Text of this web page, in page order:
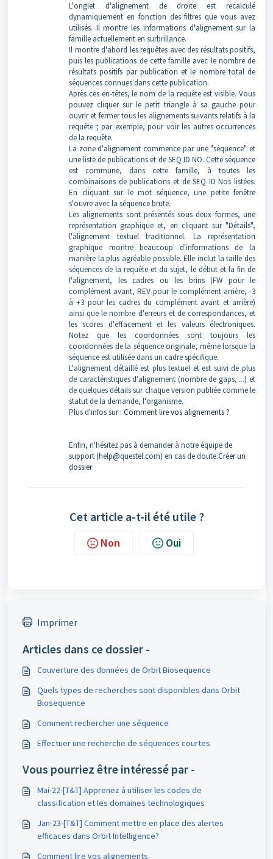
L'onglet d'alignement de droite est recalculé
dynamiquement en fonction des filtres que vous avez
utilisés. Il montre les informations d'alignement sur la
famille actuellement en surbrillance.
Il montre d'abord les requêtes avec des résultats positifs,
puis les publications de cette famille avec le nombre de
résultats positifs par publication et le nombre total de
séquences connues dans cette publication.
Après ces en-têtes, le nom de la requête est visible. Vous
pouvez cliquer sur le petit triangle à sa gauche pour
ouvrir et fermer tous les alignements suivants relatifs à la
requête ; par exemple, pour voir les autres occurrences
de la requête.
La zone d'alignement commence par une "séquence" et
une liste de publications et de SEQ ID NO. Cette séquence
est commune, dans cette famille, à toutes les
combinaisons de publications et de SEQ ID Nos listées.
En cliquant sur le mot séquence, une petite fenêtre
s'ouvre avec la séquence brute.
Les alignements sont présentés sous deux formes, une
représentation graphique et, en cliquant sur "Détails",
l'alignement textuel traditionnel. La représentation
graphique montre beaucoup d'informations de la
manière la plus agréable possible. Elle inclut la taille des
séquences de la requête et du sujet, le début et la fin de
l'alignement, les cadres ou les brins (FW pour le
complément avant, REV pour le complément arrière, -3
à +3 pour les cadres du complément avant et arrière)
ainsi que le nombre d'erreurs et de correspondances, et
les scores d'effacement et les valeurs électroniques.
Notez que les coordonnées sont toujours les
coordonnées de la séquence originale, même lorsque la
séquence est utilisée dans un cadre spécifique.
L'alignement détaillé est plus textuel et est suivi de plus
de caractéristiques d'alignement (nombre de gaps, ...) et
de quelques détails sur chaque version publiée comme le
statut de la demande, l'organisme.
Plus d'infos sur : Comment lire vos alignements ?
Enfin, n'hésitez pas à demander à notre équipe de
support (help@questel.com) en cas de doute.Créer un
dossier
Cet article a-t-il été utile ?
Non Oui
Imprimer
Articles dans ce dossier -
Couverture des données de Orbit Biosequence
Quels types de recherches sont disponibles dans Orbit
Biosequence
Comment rechercher une séquence
Effectuer une recherche de séquences courtes
Vous pourriez être intéressé par -
Mai-22-[T&T] Apprenez à utiliser les codes de
classification et les domaines technologiques
Jan-23-[T&T] Comment mettre en place des alertes
efficaces dans Orbit Intelligence?
Comment lire vos alignements